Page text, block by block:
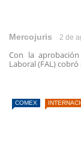
Mercojuris 2 de
Con la
Laboral (FAL)
COMEX